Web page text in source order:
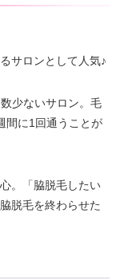
サロンとして人気♪
少ないサロン。毛
間に1回通うことが
。「脇脱毛したい
脱毛を終わらせた